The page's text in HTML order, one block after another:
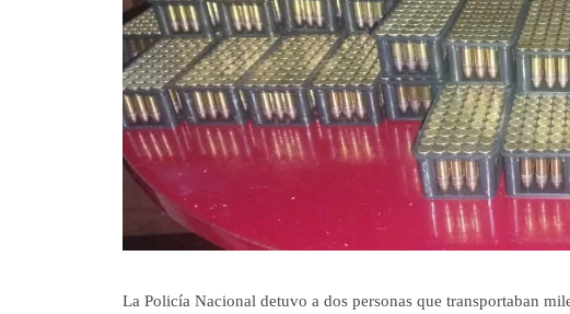
La Policía Nacional detuvo a dos personas que transportaban